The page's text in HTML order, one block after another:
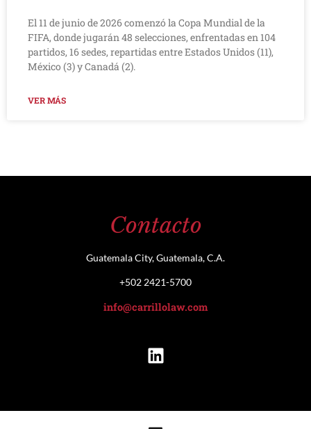
El 11 de junio de 2026 comenzó la Copa Mundial de la
FIFA, donde jugarán 48 selecciones, enfrentadas en 104
partidos, 16 sedes, repartidas entre Estados Unidos (11),
México (3) y Canadá (2).
VER MÁS
Contacto
Guatemala City, Guatemala, C.A.
+502 2421-5700
info@carrillolaw.com